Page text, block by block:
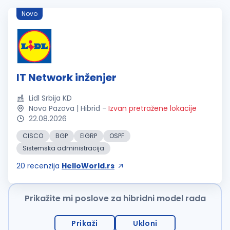
Novo
IT Network inženjer
Lidl Srbija KD
Nova Pazova | Hibrid - Izvan pretražene lokacije
22.08.2026
CISCO BGP EIGRP
OSPF
Sistemska administracija
20 recenzija HelloWorld.rs
Prikažite mi poslove za hibridni model rada
Prikaži Ukloni